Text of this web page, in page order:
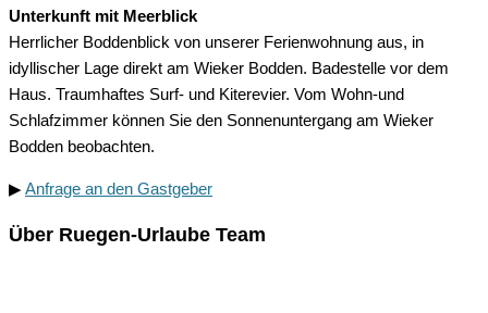
Unterkunft mit Meerblick
Herrlicher Boddenblick von unserer Ferienwohnung aus, in
idyllischer Lage direkt am Wieker Bodden. Badestelle vor dem
Haus. Traumhaftes Surf- und Kiterevier. Vom Wohn-und
Schlafzimmer können Sie den Sonnenuntergang am Wieker
Bodden beobachten.
▶Anfrage an den Gastgeber
Über Ruegen-Urlaube Team